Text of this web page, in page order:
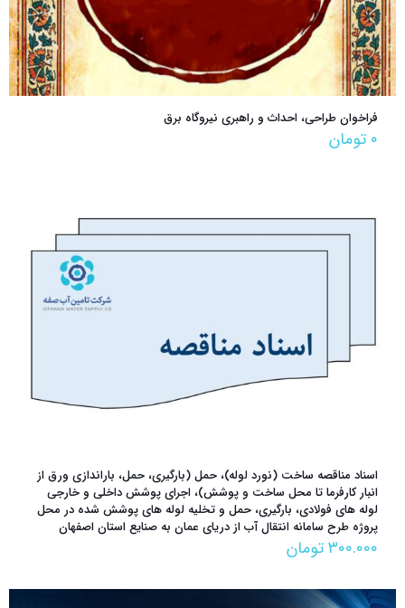
فراخوان طراحی، احداث و راهبری نیروگاه برق
۰ تومان
اسناد مناقصه ساخت (نورد لوله)، حمل (بارگیری، حمل، باراندازی ورق از
انبار کارفرما تا محل ساخت و پوشش)، اجرای پوشش داخلی و خارجی
لوله های فولادی، بارگیری، حمل و تخلیه لوله های پوشش شده در محل
پروژه طرح سامانه انتقال آب از دریای عمان به صنایع استان اصفهان
۳۰۰.۰۰۰تومان